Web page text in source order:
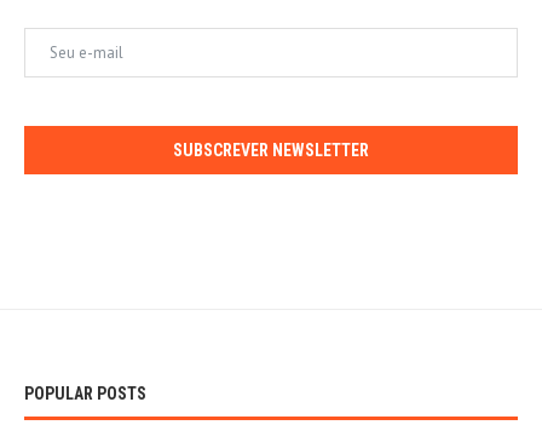
SUBSCREVER NEWSLETTER
POPULAR POSTS